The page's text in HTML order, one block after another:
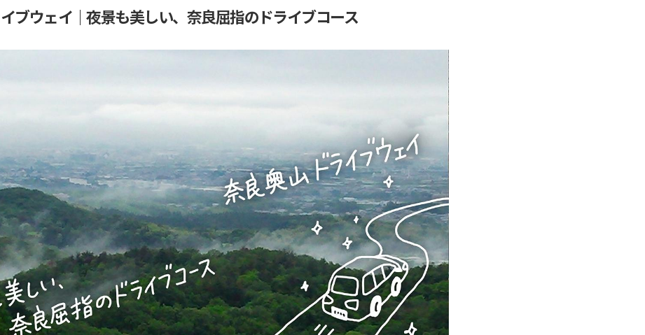
ブウェイ｜夜景も美しい、奈良屈指のドライブコース